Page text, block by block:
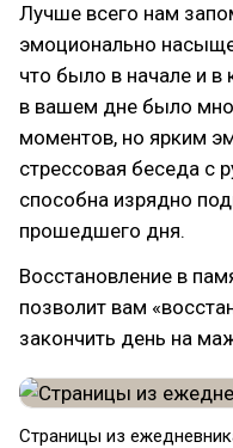
Лучше всего нам
эмоционально
что было в начале и в
в вашем дне было
моментов, но ярким
стрессовая беседа с
способна изрядно
прошедшего дня.
Восстановление в
позволит вам
закончить день на
Страницы из